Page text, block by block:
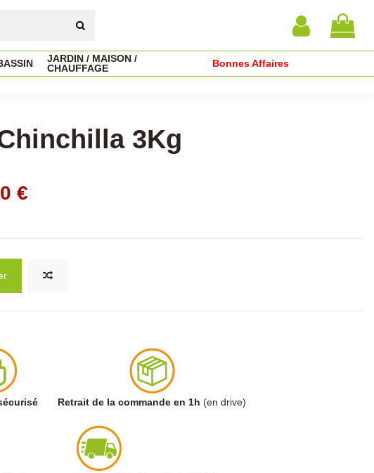
JARDIN / MAISON /
CHAUFFAGE
Bonnes Affaires
3Kg
€
Retrait de la commande en 1h (en drive)